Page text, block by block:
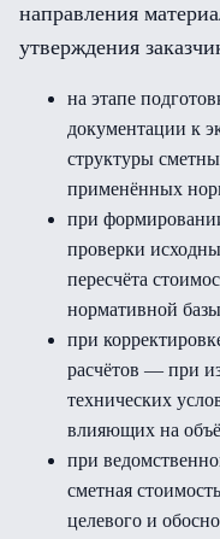
направления
утверждения
на этапе
документации к
структуры
применённых
при
проверки
пересчёта
нормативной
при
расчётов — при
технических
влияющих на
при
сметная
целевого и